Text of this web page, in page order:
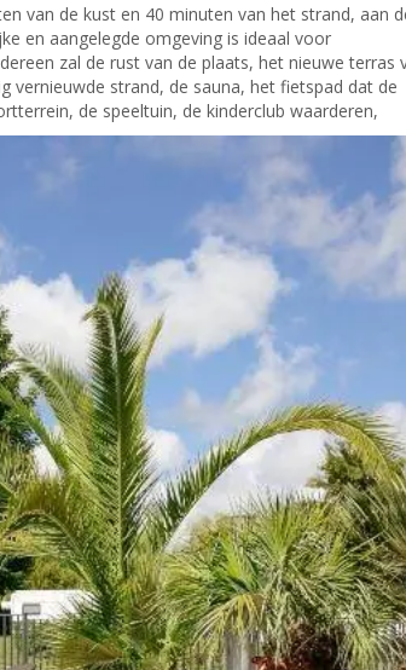
van de kust en 40 minuten van het strand, aan
en aangelegde omgeving is ideaal voor
zal de rust van de plaats, het nieuwe terras
vernieuwde strand, de sauna, het fietspad dat de
de speeltuin, de kinderclub waarderen,